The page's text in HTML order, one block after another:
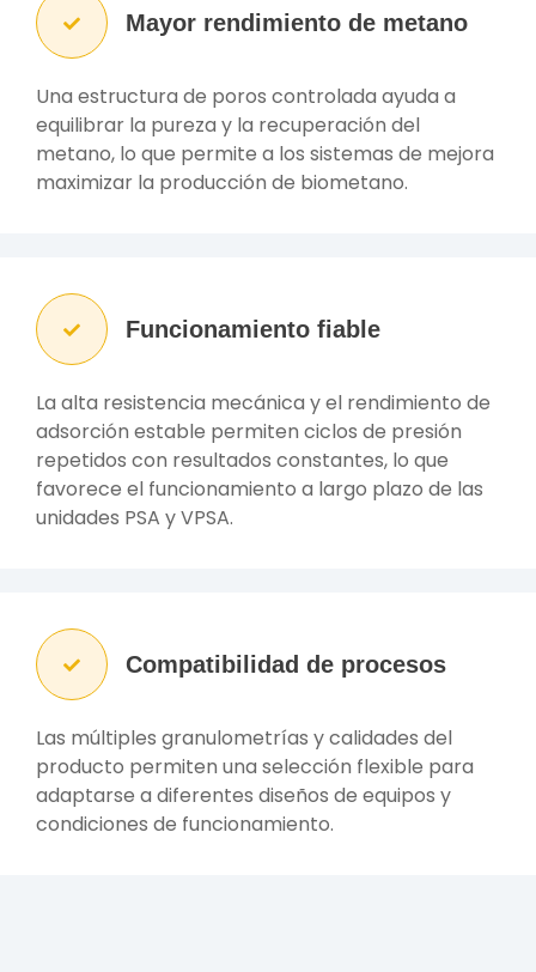
Mayor rendimiento de metano
Una estructura de poros controlada ayuda a
equilibrar la pureza y la recuperación del
metano, lo que permite a los sistemas de mejora
maximizar la producción de biometano.
Funcionamiento fiable
La alta resistencia mecánica y el rendimiento de
adsorción estable permiten ciclos de presión
repetidos con resultados constantes, lo que
favorece el funcionamiento a largo plazo de las
unidades PSA y VPSA.
Compatibilidad de procesos
Las múltiples granulometrías y calidades del
producto permiten una selección flexible para
adaptarse a diferentes diseños de equipos y
condiciones de funcionamiento.